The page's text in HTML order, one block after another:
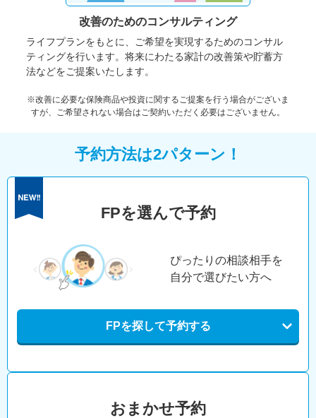
改善のためのコンサルティング
ライフプランをもとに、ご希望を実現するためのコンサル
ティングを行います。将来にわたる家計の改善策や貯蓄方
法などをご提案いたします。
※改善に必要な保険商品や投資に関するご提案を行う場合がございま
すが、ご希望されない場合はご契約いただく必要はございません。
予約方法は2パターン！
FPを選んで予約
ぴったりの相談相手を
自分で選びたい方へ
FPを探して予約する
おまかせ予約